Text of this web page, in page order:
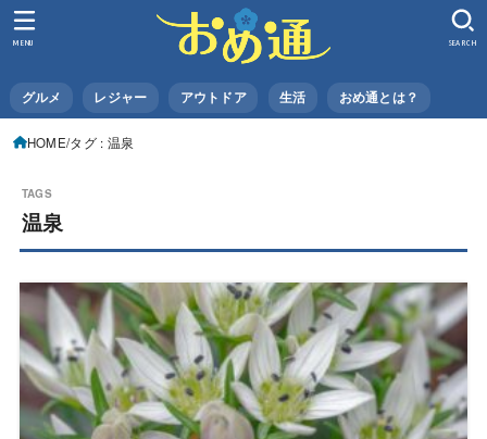
グルメ レジャー アウトドア 生活 おめ通とは？
SEARCH
MENU
HOME タグ : 温泉
温泉